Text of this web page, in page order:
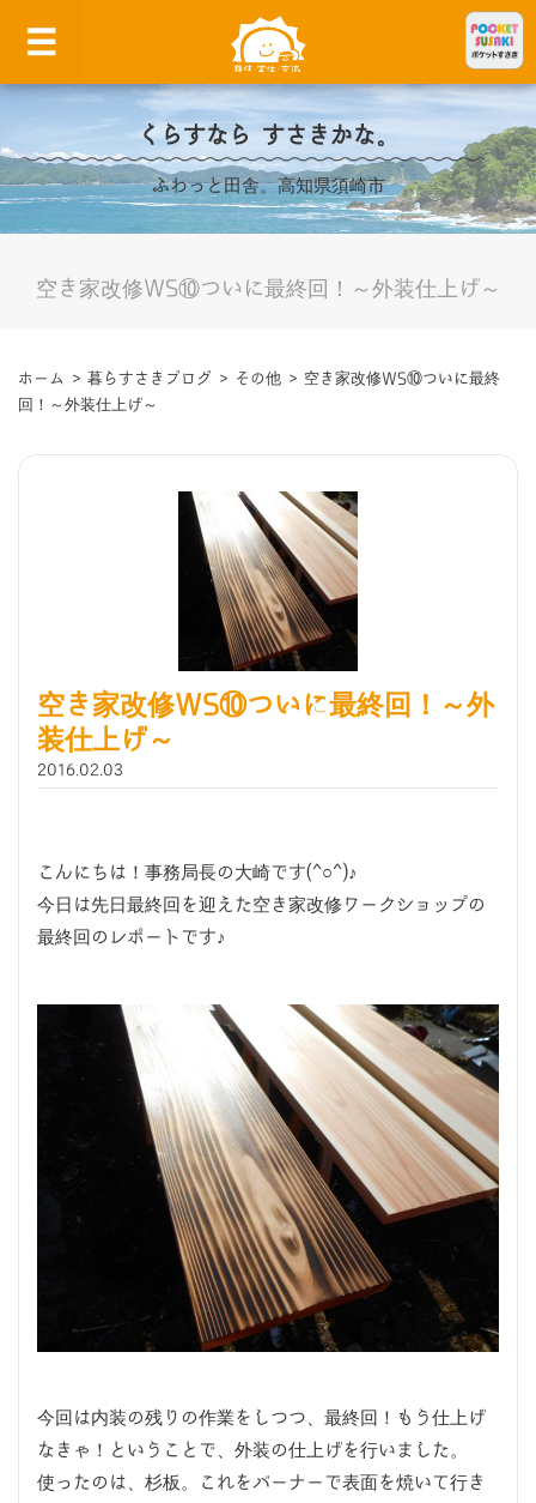
くらすなら すさきかな。
ふわっと田舎。高知県須崎市
空き家改修WS⑩ついに最終回！～外装仕上げ～
ホーム > 暮らすさきブログ > その他 > 空き家改修WS⑩ついに最終
回！～外装仕上げ～
空き家改修WS⑩ついに最終回！～外
装仕上げ～
2016.02.03
こんにちは！事務局長の大崎です(^○^)♪
今日は先日最終回を迎えた空き家改修ワークショップの
最終回のレポートです♪
今回は内装の残りの作業をしつつ、最終回！もう仕上げ
なきゃ！ということで、外装の仕上げを行いました。
使ったのは、杉板。これをバーナーで表面を焼いて行き